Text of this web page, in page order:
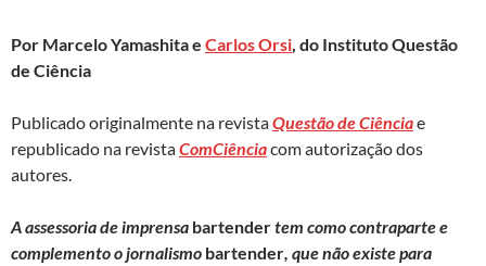
Por Marcelo Yamashita e Carlos Orsi, do Instituto Questão
de Ciência
Publicado originalmente na revistaQuestão de Ciênciae
republicado na revistaComCiênciacom autorização dos
autores.
A assessoria de imprensa bartendertem como contraparte e
complemento o jornalismo bartender, que não existe para